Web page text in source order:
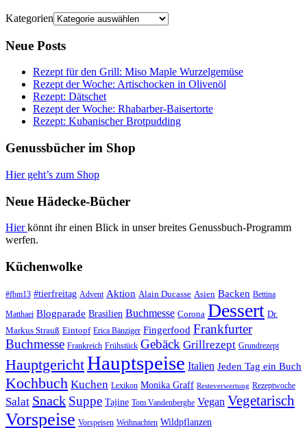
Kategorien
Neue Posts
Rezept für den Grill: Miso Maple Wurzelgemüse
Rezept der Woche: Artischocken in Olivenöl
Rezept: Dätschet
Rezept der Woche: Rhabarber-Baisertorte
Rezept: Kubanischer Brotpudding
Genussbücher im Shop
Hier geht’s zum Shop
Neue Hädecke-Bücher
Hierkönnt ihr einen Blick in unser breites Genussbuch-Programm
werfen.
Küchenwolke
#fbm13 #tierfreitag Advent Aktion Alain Ducasse Asien Backen Bettina
Matthaei Blogparade Brasilien Buchmesse Corona Dessert Dr.
Markus Strauß Eintopf Erica Bänziger Fingerfood Frankfurter
Buchmesse Frankreich Frühstück Gebäck Grillrezept Grundrezept
HauptgerichtHauptspeise Italien Jeden Tag ein Buch
Kochbuch Kuchen Lexikon Monika Graff Resteverwertung Rezeptwoche
Salat Snack Suppe Tajine Tom Vandenberghe Vegan Vegetarisch
Vorspeise Vorspeisen Weihnachten Wildpflanzen